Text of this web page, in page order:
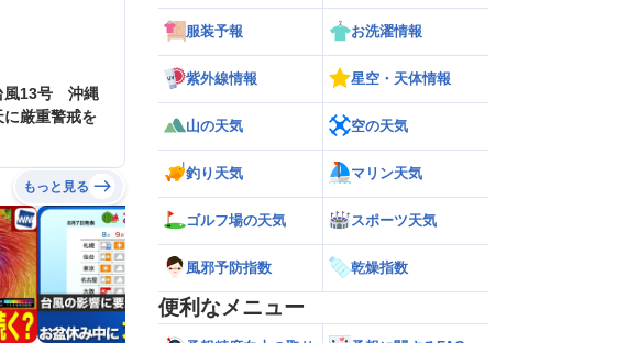
風13号 沖縄
厳重警戒を
もっと見る
服装予報 お洗濯情報
紫外線情報 星空・天体情報
山の天気 空の天気
釣り天気 マリン天気
ゴルフ場の天気 スポーツ天気
風邪予防指数 乾燥指数
便利なメニュー